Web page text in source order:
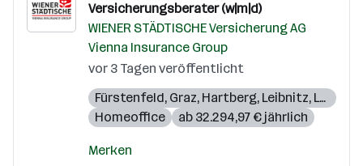
Versicherungsberater (w|m|d)
WIENER STÄDTISCHE Versicherung AG
Vienna Insurance Group
vor 3 Tagen veröffentlicht
Fürstenfeld, Graz, Hartberg, Leibnitz, Leoben
Homeoffice
ab 32.294,97 € jährlich
Merken